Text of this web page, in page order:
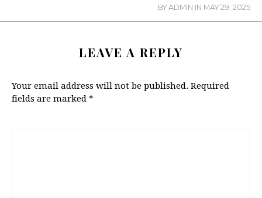
BY ADMIN IN MAY 29, 2025
LEAVE A REPLY
Your email address will not be published. Required
fields are marked *